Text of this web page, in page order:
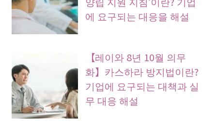
에 요구되는 대응을 해설
【레이와 8년 10월 의무
화】카스하라 방지법이란?
기업에 요구되는 대책과 실
무 대응 해설